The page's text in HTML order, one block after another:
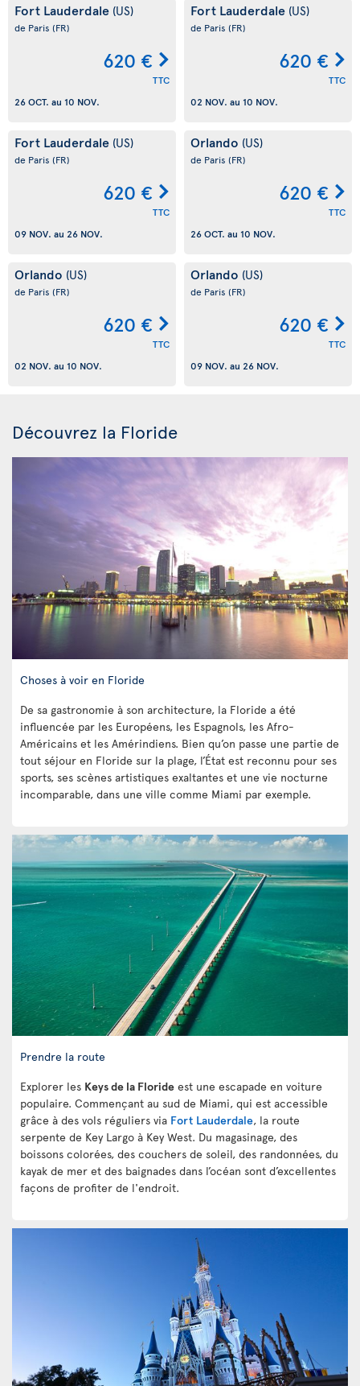
Fort Lauderdale (US)
de Paris (FR)
620 €
TTC
26 OCT. au 10 NOV.
Fort Lauderdale (US)
de Paris (FR)
620 €
TTC
02 NOV. au 10 NOV.
Fort Lauderdale (US)
de Paris (FR)
620 €
TTC
09 NOV. au 26 NOV.
Orlando (US)
de Paris (FR)
620 €
TTC
26 OCT. au 10 NOV.
Orlando (US)
de Paris (FR)
620 €
TTC
02 NOV. au 10 NOV.
Orlando (US)
de Paris (FR)
620 €
TTC
09 NOV. au 26 NOV.
Découvrez la Floride
Choses à voir en Floride
De sa gastronomie à son architecture, la Floride a été
influencée par les Européens, les Espagnols, les Afro-
Américains et les Amérindiens. Bien qu’on passe une partie de
tout séjour en Floride sur la plage, l’État est reconnu pour ses
sports, ses scènes artistiques exaltantes et une vie nocturne
incomparable, dans une ville comme Miami par exemple.
Prendre la route
Explorer les Keys de la Floride est une escapade en voiture
populaire. Commençant au sud de Miami, qui est accessible
grâce à des vols réguliers via Fort Lauderdale, la route
serpente de Key Largo à Key West. Du magasinage, des
boissons colorées, des couchers de soleil, des randonnées, du
kayak de mer et des baignades dans l’océan sont d’excellentes
façons de profiter de l'endroit.